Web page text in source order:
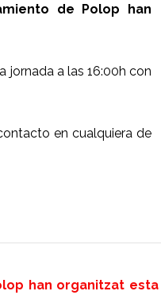
de Polop han
jornada a las 16:00h con
en cualquiera de
han organitzat